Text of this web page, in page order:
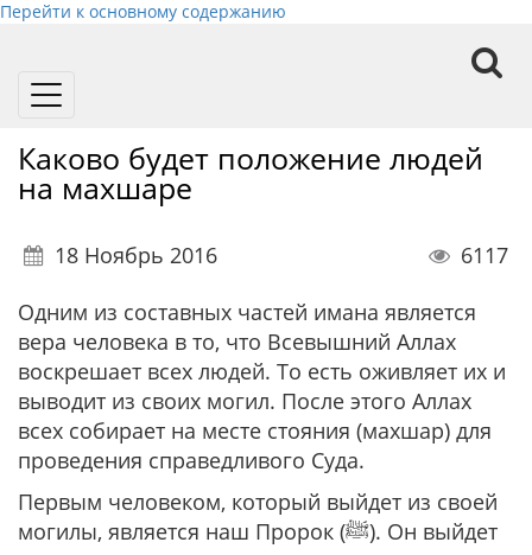
Перейти к основному содержанию
Toggle
Каково будет положение людей
на махшаре
18 Ноябрь 2016
6117
Одним из составных частей имана является
вера человека в то, что Всевышний Аллах
воскрешает всех людей. То есть оживляет их и
выводит из своих могил. После этого Аллах
всех собирает на месте стояния (махшар) для
проведения справедливого Суда.
Первым человеком, который выйдет из своей
могилы, является наш Пророк (ﷺ). Он выйдет